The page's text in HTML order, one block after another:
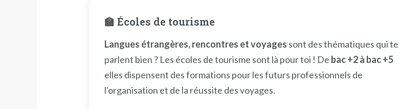
🏫 Écoles de tourisme
Langues étrangères, rencontres et voyages sont des thématiques qui te
parlent bien ? Les écoles de tourisme sont là pour toi ! De bac +2 à bac +5
elles dispensent des formations pour les futurs professionnels de
l'organisation et de la réussite des voyages.